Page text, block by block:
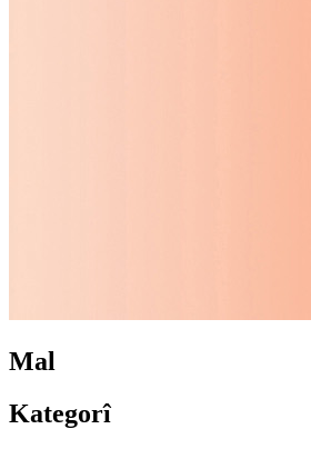
Mal
Kategorî